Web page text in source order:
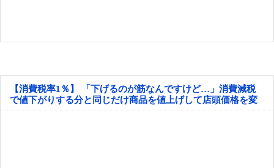
【消費税率1％】 「下げるのが筋なんですけど…」消費減税
で値下がりする分と同じだけ商品を値上げして店頭価格を変
えない店も